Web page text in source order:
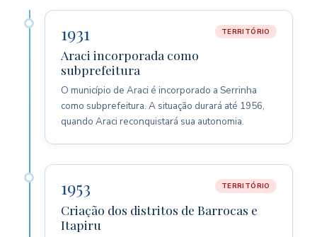
1931 TERRITÓRIO
Araci incorporada como
subprefeitura
O município de Araci é incorporado a Serrinha
como subprefeitura. A situação durará até 1956,
quando Araci reconquistará sua autonomia.
1953 TERRITÓRIO
Criação dos distritos de Barrocas e
Itapiru